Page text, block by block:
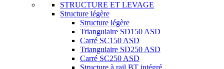
STRUCTURE ET LEVAGE
Structure légère
Structure légère
Triangulaire SD150 ASD
Carré SC150 ASD
Triangulaire SD250 ASD
Carré SC250 ASD